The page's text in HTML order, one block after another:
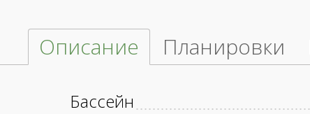
Описание Планировки
Бассейн